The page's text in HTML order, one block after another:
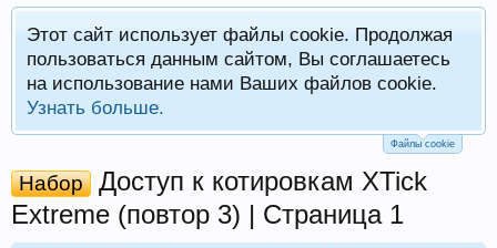
Этот сайт использует файлы cookie. Продолжая
пользоваться данным сайтом, Вы соглашаетесь
на использование нами Ваших файлов cookie.
Узнать больше.
Файлы cookie
Набор
Доступ к котировкам XTick
Extreme (повтор 3) | Страница 1